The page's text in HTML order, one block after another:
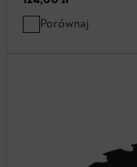
Porównaj